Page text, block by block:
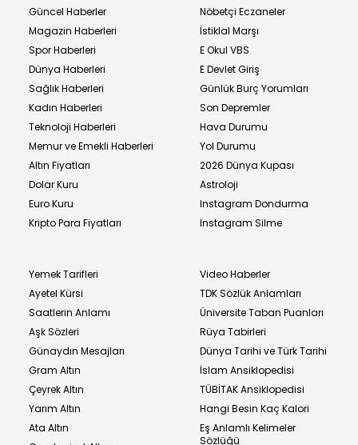
Güncel Haberler
Magazin Haberleri
Spor Haberleri
Dünya Haberleri
Sağlık Haberleri
Kadın Haberleri
Teknoloji Haberleri
Memur ve Emekli Haberleri
Altın Fiyatları
Dolar Kuru
Euro Kuru
Kripto Para Fiyatları
Nöbetçi Eczaneler
İstiklal Marşı
E Okul VBS
E Devlet Giriş
Günlük Burç Yorumları
Son Depremler
Hava Durumu
Yol Durumu
2026 Dünya Kupası
Astroloji
Instagram Dondurma
Instagram Silme
Yemek Tarifleri
Ayetel Kürsi
Saatlerin Anlamı
Aşk Sözleri
Günaydın Mesajları
Gram Altın
Çeyrek Altın
Yarım Altın
Ata Altın
Video Haberler
TDK Sözlük Anlamları
Üniversite Taban Puanları
Rüya Tabirleri
Dünya Tarihi ve Türk Tarihi
İslam Ansiklopedisi
TÜBİTAK Ansiklopedisi
Hangi Besin Kaç Kalori
Eş Anlamlı Kelimeler
Sözlüğü